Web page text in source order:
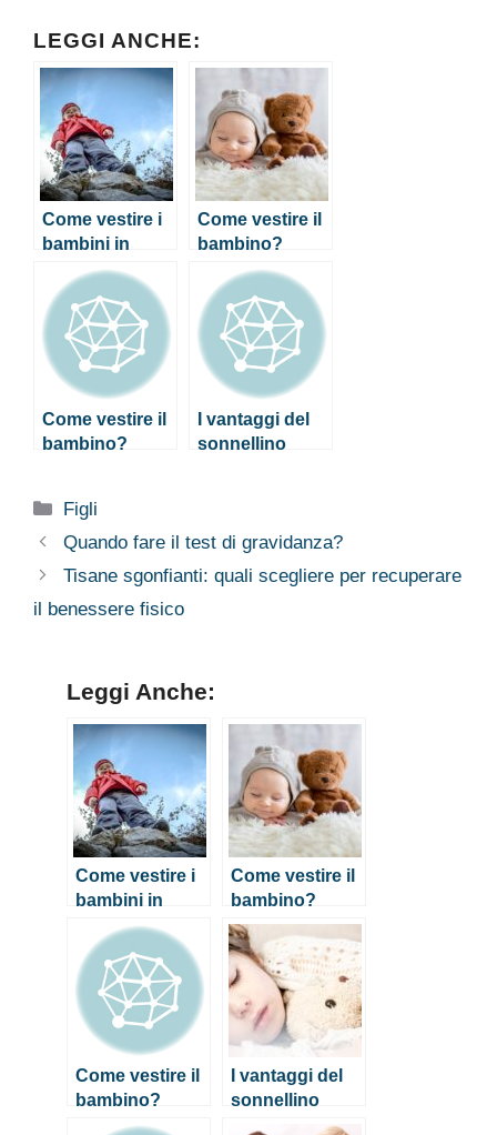
LEGGI ANCHE:
Come vestire i
bambini in
montagna?
Come vestire il
bambino?
Abbigliamento
in base alle
stagioni
Come vestire il
bambino?
stagioni
I vantaggi del
sonnellino
Categorie
Figli
Quando fare il test di gravidanza?
Tisane sgonfianti: quali scegliere per recuperare
il benessere fisico
Leggi Anche:
Come vestire i
bambini in
montagna?
Come vestire il
bambino?
Abbigliamento
in base alle
stagioni
Come vestire il
bambino?
Abbigliamento
I vantaggi del
sonnellino
pomeridiano